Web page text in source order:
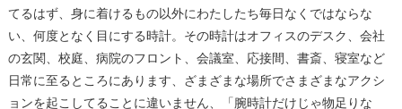
てるはず、身に着けるもの以外にわたしたち毎日なくではならな
い、何度となく目にする時計。その時計はオフィスのデスク、会社
の玄関、校庭、病院のフロント、会議室、応接間、書斎、寝室など
日常に至るところにあります、ざまざまな場所でさまざまなアクシ
ョンを起こしてることに違いません、「腕時計だけじゃ物足りな